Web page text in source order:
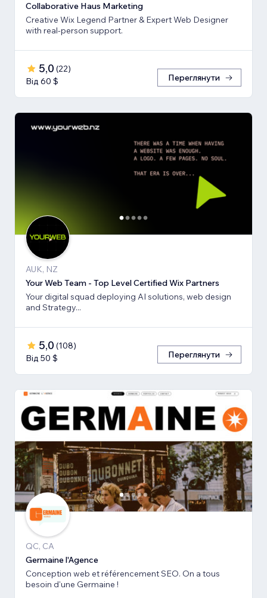
Collaborative Haus Marketing
Creative Wix Legend Partner & Expert Web Designer
with real-person support.
5,0 (22)
Від 60 $
Переглянути
AUK, NZ
Your Web Team - Top Level Certified Wix Partners
Your digital squad deploying AI solutions, web design
and Strategy...
5,0 (108)
Від 50 $
Переглянути
QC, CA
Germaine l'Agence
Conception web et référencement SEO. On a tous
besoin d'une Germaine !